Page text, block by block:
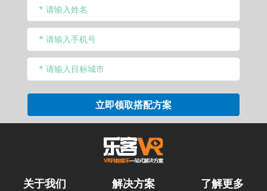
关于我们 解决方案 了解更多